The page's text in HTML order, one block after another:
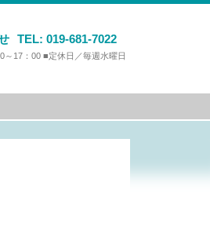
TEL: 019-681-7022
～17：00 ■定休日／毎週水曜日